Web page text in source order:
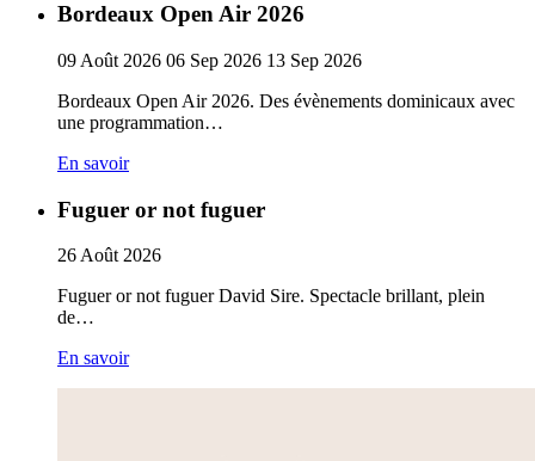
Bordeaux Open Air 2026
09 Août 2026 06 Sep 2026 13 Sep 2026
Bordeaux Open Air 2026. Des évènements dominicaux avec
une programmation…
En savoir
Fuguer or not fuguer
26Août 2026
Fuguer or not fuguer David Sire. Spectacle brillant, plein
de…
En savoir